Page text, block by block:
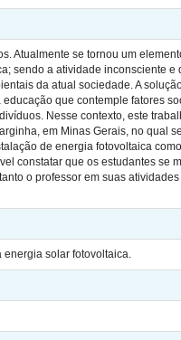
Atualmente se tornou um
sendo a atividade inconsciente
da atual sociedade. A
que contemple fatores
Nesse contexto, este
em Minas Gerais, no qual
de energia fotovoltaica
constatar que os estudantes se
o professor em suas
energia solar fotovoltaica.